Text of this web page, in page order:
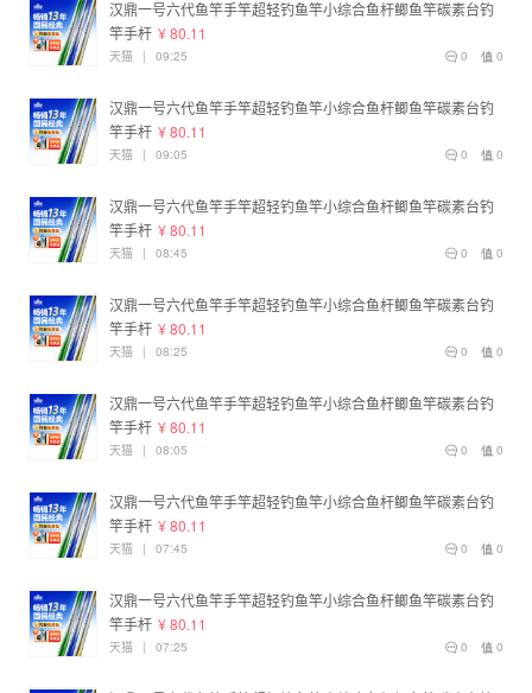
汉鼎一号六代鱼竿手竿超轻钓鱼竿小综合鱼杆鲫鱼竿碳素台钓
竿手杆 ¥ 80.11
0
0
天猫 | 09:25
汉鼎一号六代鱼竿手竿超轻钓鱼竿小综合鱼杆鲫鱼竿碳素台钓
竿手杆 ¥ 80.11
0
0
天猫 | 09:05
汉鼎一号六代鱼竿手竿超轻钓鱼竿小综合鱼杆鲫鱼竿碳素台钓
竿手杆 ¥ 80.11
0
0
天猫 | 08:45
汉鼎一号六代鱼竿手竿超轻钓鱼竿小综合鱼杆鲫鱼竿碳素台钓
竿手杆 ¥ 80.11
0
0
天猫 | 08:25
汉鼎一号六代鱼竿手竿超轻钓鱼竿小综合鱼杆鲫鱼竿碳素台钓
竿手杆 ¥ 80.11
0
0
天猫 | 08:05
汉鼎一号六代鱼竿手竿超轻钓鱼竿小综合鱼杆鲫鱼竿碳素台钓
竿手杆 ¥ 80.11
0
0
天猫 | 07:45
汉鼎一号六代鱼竿手竿超轻钓鱼竿小综合鱼杆鲫鱼竿碳素台钓
竿手杆 ¥ 80.11
0
0
天猫 | 07:25